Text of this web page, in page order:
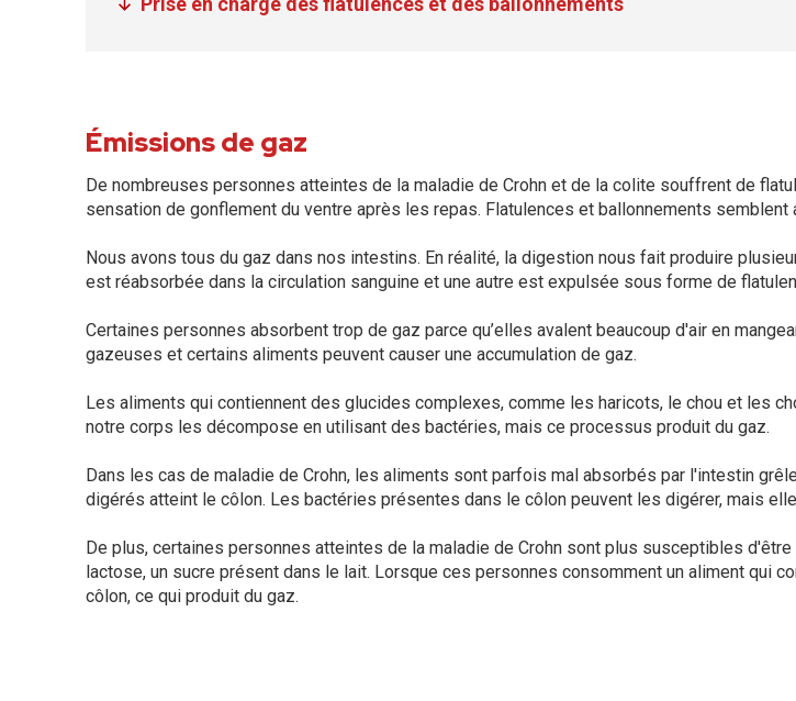
Émissions de gaz
De nombreuses personnes atteintes de la maladie de Crohn et de la colite souffrent de
sensation de gonflement du ventre après les repas. Flatulences et ballonnements semblent
Nous avons tous du gaz dans nos intestins. En réalité, la digestion nous fait produire
est réabsorbée dans la circulation sanguine et une autre est expulsée sous forme de
Certaines personnes absorbent trop de gaz parce qu’elles avalent beaucoup d'air en
gazeuses et certains aliments peuvent causer une accumulation de gaz.
Les aliments qui contiennent des glucides complexes, comme les haricots, le chou et les
notre corps les décompose en utilisant des bactéries, mais ce processus produit du gaz.
Dans les cas de maladie de Crohn, les aliments sont parfois mal absorbés par l'intestin
digérés atteint le côlon. Les bactéries présentes dans le côlon peuvent les digérer, mais
De plus, certaines personnes atteintes de la maladie de Crohn sont plus susceptibles
lactose, un sucre présent dans le lait. Lorsque ces personnes consomment un aliment qui
côlon, ce qui produit du gaz.